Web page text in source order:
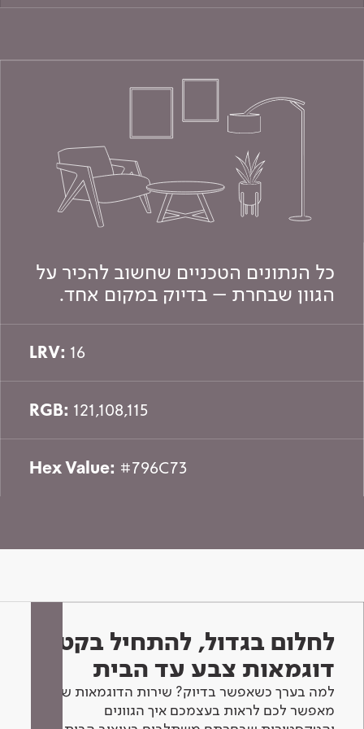
כל הנתונים הטכניים שחשוב להכיר על
הגוון שבחרת – בדיוק במקום אחד.
LRV: 16
RGB: 121,108,115
Hex Value: #796C73
לחלום בגדול, להתחיל בקטן -
דוגמאות צבע עד הבית
למה בערך כשאפשר בדיוק? שירות הדוגמאות שלנו
מאפשר לכם לראות בעצמכם איך הגוונים